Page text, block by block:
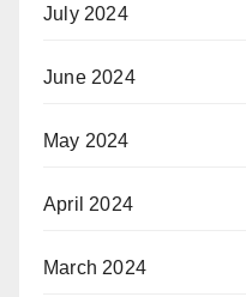
July 2024
June 2024
May 2024
April 2024
March 2024